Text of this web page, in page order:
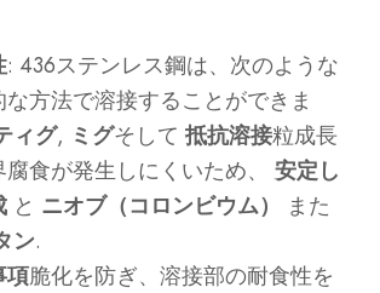
: 436ステンレス鋼は、次のような
な方法で溶接することができま
ィグ, ミグそして抵抗溶接粒成長
腐食が発生しにくいため、安定し
と ニオブ（コロンビウム）
また
ン.
項脆化を防ぎ、溶接部の耐食性を